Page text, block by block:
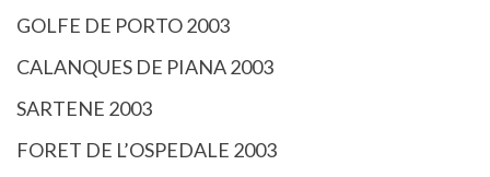
GOLFE DE PORTO 2003
CALANQUES DE PIANA 2003
SARTENE 2003
FORET DE L’OSPEDALE 2003